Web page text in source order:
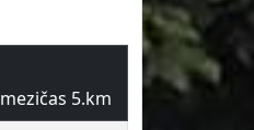
mezičas 5.km